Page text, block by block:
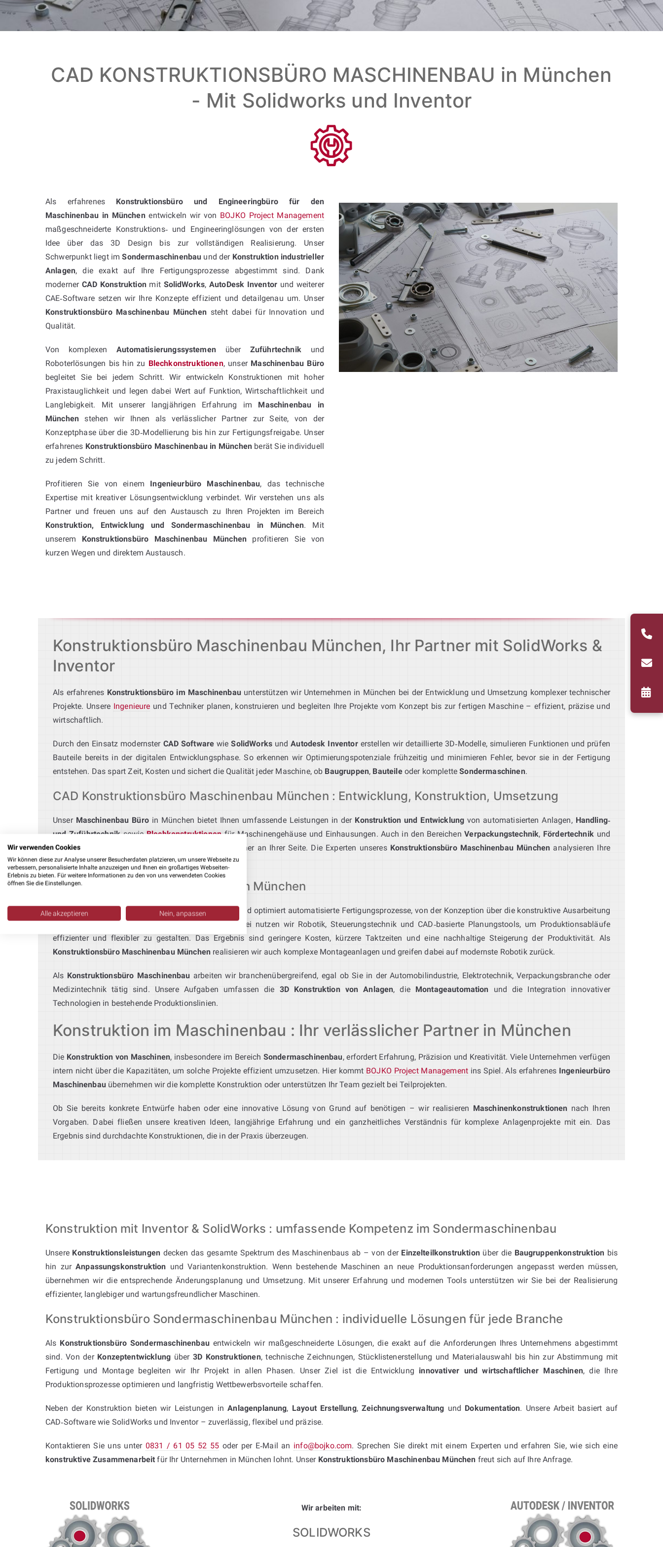
CAD KONSTRUKTIONSBÜRO MASCHINENBAU in München
- Mit Solidworks und Inventor
Als erfahrenes Konstruktionsbüro und Engineeringbüro für den
Maschinenbau in Münchenentwickeln wir von BOJKO Project Management
maßgeschneiderte Konstruktions‑ und Engineeringlösungen von der ersten
Idee über das 3D Design bis zur vollständigen Realisierung. Unser
Schwerpunkt liegt imSondermaschinenbau und der Konstruktion industrieller
Anlagen, die exakt auf Ihre Fertigungsprozesse abgestimmt sind. Dank
moderner CAD Konstruktionmit SolidWorks, AutoDesk Inventor und weiterer
CAE‑Software setzen wir Ihre Konzepte effizient und detailgenau um. Unser
Konstruktionsbüro Maschinenbau Münchensteht dabei für Innovation und
Qualität.
Von komplexenAutomatisierungssystemenüber Zuführtechnik und
Roboterlösungen bis hin zu Blechkonstruktionen, unser Maschinenbau Büro
begleitet Sie bei jedem Schritt. Wir entwickeln Konstruktionen mit hoher
Praxistauglichkeit und legen dabei Wert auf Funktion, Wirtschaftlichkeit und
Langlebigkeit. Mit unserer langjährigen Erfahrung im Maschinenbau in
München stehen wir Ihnen als verlässlicher Partner zur Seite, von der
Konzeptphase über die 3D‑Modellierung bis hin zur Fertigungsfreigabe. Unser
erfahrenes Konstruktionsbüro Maschinenbau in München berät Sie individuell
zu jedem Schritt.
Profitieren Sie von einem Ingenieurbüro Maschinenbau, das technische
Expertise mit kreativer Lösungsentwicklung verbindet. Wir verstehen uns als
Partner und freuen uns auf den Austausch zu Ihren Projekten im Bereich
Konstruktion, Entwicklung und Sondermaschinenbau in München. Mit
unserem Konstruktionsbüro Maschinenbau München profitieren Sie von
kurzen Wegen und direktem Austausch.
Konstruktionsbüro Maschinenbau München, Ihr Partner mit SolidWorks &
Inventor
Als erfahrenes Konstruktionsbüro im Maschinenbauunterstützen wir Unternehmen in München bei der Entwicklung und Umsetzung komplexer technischer
Projekte. Unsere Ingenieure und Techniker planen, konstruieren und begleiten Ihre Projekte vom Konzept bis zur fertigen Maschine – effizient, präzise und
wirtschaftlich.
Durch den Einsatz modernster CAD Software wieSolidWorks undAutodesk Inventorerstellen wir detaillierte 3D‑Modelle, simulieren Funktionen und prüfen
Bauteile bereits in der digitalen Entwicklungsphase. So erkennen wir Optimierungspotenziale frühzeitig und minimieren Fehler, bevor sie in der Fertigung
entstehen. Das spart Zeit, Kosten und sichert die Qualität jeder Maschine, ob Baugruppen, Bauteileoder kompletteSondermaschinen.
CAD Konstruktionsbüro Maschinenbau München : Entwicklung, Konstruktion, Umsetzung
Unser Maschinenbau Büroin München bietet Ihnen umfassende Leistungen in der Konstruktion und Entwicklung von automatisierten Anlagen, Handling‑
und ZuführtechniksowieBlechkonstruktionenfür Maschinengehäuse und Einhausungen. Auch in den BereichenVerpackungstechnik, Fördertechnik und
Sondermaschinenbau
stehen wir als erfahrener Partner an Ihrer Seite. Die Experten unseres Konstruktionsbüro Maschinenbau München analysieren Ihre
Prozesse und entwickeln passgenaue CAD‑Lösungen.
Ingenieurbüro Montageautomation München
UnserIngenieurbüro für Montageautomation
plant und optimiert automatisierte Fertigungsprozesse, von der Konzeption über die konstruktive Ausarbeitung
bis hin zur Integration in bestehende Systeme. Dabei nutzen wir Robotik, Steuerungstechnik und CAD‑basierte Planungstools, um Produktionsabläufe
effizienter und flexibler zu gestalten. Das Ergebnis sind geringere Kosten, kürzere Taktzeiten und eine nachhaltige Steigerung der Produktivität. Als
Konstruktionsbüro Maschinenbau München realisieren wir auch komplexe Montageanlagen und greifen dabei auf modernste Robotik zurück.
Als Konstruktionsbüro Maschinenbau arbeiten wir branchenübergreifend, egal ob Sie in der Automobilindustrie, Elektrotechnik, Verpackungsbranche oder
Medizintechnik tätig sind. Unsere Aufgaben umfassen die 3D Konstruktion von Anlagen, die Montageautomation und die Integration innovativer
Technologien in bestehende Produktionslinien.
Konstruktion im Maschinenbau : Ihr verlässlicher Partner in München
Die Konstruktion von Maschinen, insbesondere im Bereich Sondermaschinenbau, erfordert Erfahrung, Präzision und Kreativität. Viele Unternehmen verfügen
intern nicht über die Kapazitäten, um solche Projekte effizient umzusetzen. Hier kommt BOJKO Project Management ins Spiel. Als erfahrenes Ingenieurbüro
Maschinenbau übernehmen wir die komplette Konstruktion oder unterstützen Ihr Team gezielt bei Teilprojekten.
Ob Sie bereits konkrete Entwürfe haben oder eine innovative Lösung von Grund auf benötigen – wir realisieren Maschinenkonstruktionen nach Ihren
Vorgaben. Dabei fließen unsere kreativen Ideen, langjährige Erfahrung und ein ganzheitliches Verständnis für komplexe Anlagenprojekte mit ein. Das
Ergebnis sind durchdachte Konstruktionen, die in der Praxis überzeugen.
Konstruktion mit Inventor & SolidWorks : umfassende Kompetenz im Sondermaschinenbau
Unsere Konstruktionsleistungen decken das gesamte Spektrum des Maschinenbaus ab – von der Einzelteilkonstruktionüber die Baugruppenkonstruktion bis
hin zurAnpassungskonstruktion und Variantenkonstruktion. Wenn bestehende Maschinen an neue Produktionsanforderungen angepasst werden müssen,
übernehmen wir die entsprechende Änderungsplanung und Umsetzung. Mit unserer Erfahrung und modernen Tools unterstützen wir Sie bei der Realisierung
effizienter, langlebiger und wartungsfreundlicher Maschinen.
Konstruktionsbüro Sondermaschinenbau München : individuelle Lösungen für jede Branche
Als Konstruktionsbüro Sondermaschinenbauentwickeln wir maßgeschneiderte Lösungen, die exakt auf die Anforderungen Ihres Unternehmens abgestimmt
sind. Von der Konzeptentwicklung über 3D Konstruktionen, technische Zeichnungen, Stücklistenerstellung und Materialauswahl bis hin zur Abstimmung mit
Fertigung und Montage begleiten wir Ihr Projekt in allen Phasen. Unser Ziel ist die Entwicklung innovativer und wirtschaftlicher Maschinen, die Ihre
Produktionsprozesse optimieren und langfristig Wettbewerbsvorteile schaffen.
Neben der Konstruktion bieten wir Leistungen inAnlagenplanung, Layout Erstellung,Zeichnungsverwaltung und Dokumentation. Unsere Arbeit basiert auf
CAD‑Software wie SolidWorks und Inventor – zuverlässig, flexibel und präzise.
Kontaktieren Sie uns unter 0831 / 61 05 52 55 oder per E‑Mail an info@bojko.com. Sprechen Sie direkt mit einem Experten und erfahren Sie, wie sich eine
konstruktive Zusammenarbeit für Ihr Unternehmen in München lohnt. Unser Konstruktionsbüro Maschinenbau München freut sich auf Ihre Anfrage.
Wir arbeiten mit:
SOLIDWORKS
Wir verwenden Cookies
Wir können diese zur Analyse unserer Besucherdaten platzieren, um unsere Webseite zu
verbessern, personalisierte Inhalte anzuzeigen und Ihnen ein großartiges Webseiten-
Erlebnis zu bieten. Für weitere Informationen zu den von uns verwendeten Cookies
öffnen Sie die Einstellungen.
Alle akzeptieren Nein, anpassen